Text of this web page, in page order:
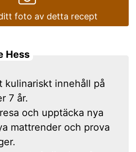
foto av detta recept
Hess
kulinariskt innehåll på
7 år.
och upptäcka nya
mattrender och prova